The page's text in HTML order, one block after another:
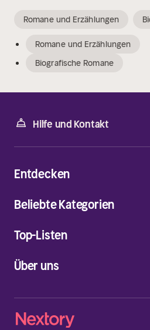
Romane und Erzählungen
Romane und Erzählungen
Biografische Romane
Hilfe und Kontakt
Über uns
Entdecken
Beliebte Kategorien
Top-Listen